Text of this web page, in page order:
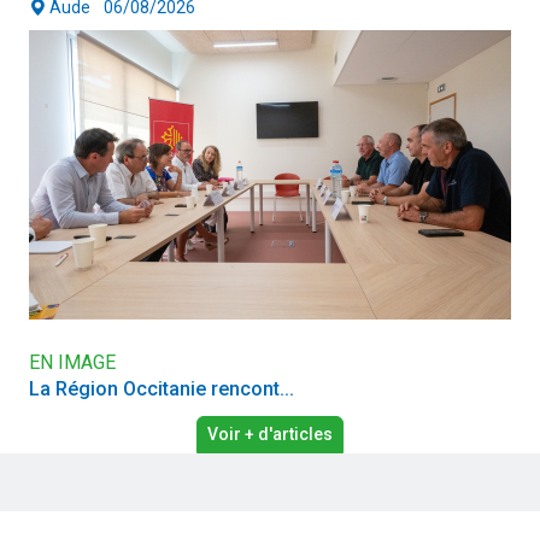
Aude 06/08/2026
EN IMAGE
La Région Occitanie rencont...
Voir + d'articles